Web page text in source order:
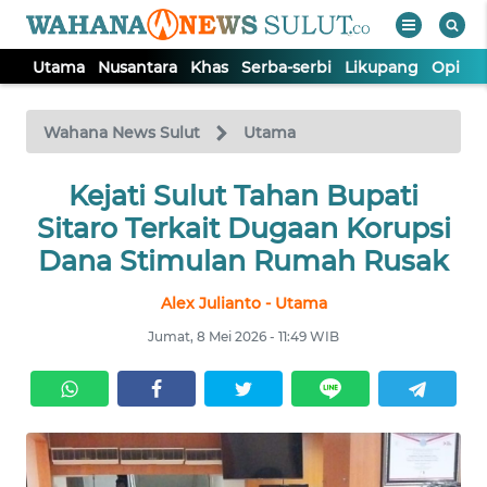
Utama Nusantara Khas Serba-serbi Likupang Opini
Wahana News Sulut Utama
Kejati Sulut Tahan Bupati
Sitaro Terkait Dugaan Korupsi
Dana Stimulan Rumah Rusak
Alex Julianto - Utama
Jumat, 8 Mei 2026 - 11:49 WIB
TV
Tutup
UTAMA
NUSANTARA
SERBA-
SERBI
LIKUPANG